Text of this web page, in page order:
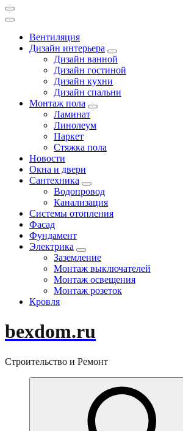
Вентиляция
Дизайн интерьера
Дизайн ванной
Дизайн гостиной
Дизайн кухни
Дизайн спальни
Монтаж пола
Ламинат
Линолеум
Паркет
Стяжка пола
Новости
Окна и двери
Сантехника
Водопровод
Канализация
Системы отопления
Фасад
Фундамент
Электрика
Заземление
Монтаж выключателей
Монтаж освещения
Монтаж розеток
Кровля
bexdom.ru
Строительство и Ремонт